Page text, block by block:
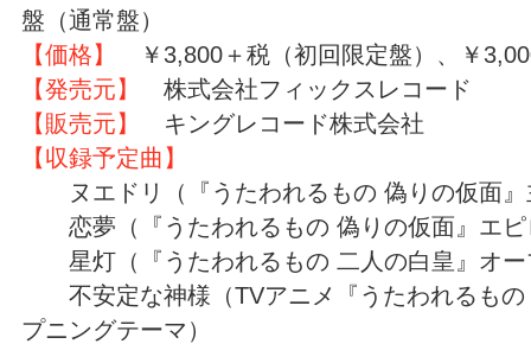
盤（通常盤）
【価格】
￥3,800＋税（初回限定盤）、￥
【発売元】
株式会社フィックスレコード
【販売元】
キングレコード株式会社
【収録予定曲】
ヌエドリ（『うたわれるもの 偽りの仮面』
恋夢（『うたわれるもの 偽りの仮面』エピ
星灯（『うたわれるもの 二人の白皇』オー
不安定な神様（TVアニメ『うたわれるもの
プニングテーマ）